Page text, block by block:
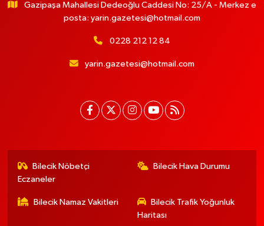
Gazipaşa Mahallesi Dedeoğlu Caddesi No: 25/A - Merkez e
posta: yarin.gazetesi@hotmail.com
0228 212 12 84
yarin.gazetesi@hotmail.com
Bilecik Nöbetçi
Eczaneler
Bilecik Hava Durumu
Bilecik Namaz Vakitleri
Bilecik Trafik Yoğunluk
Haritası